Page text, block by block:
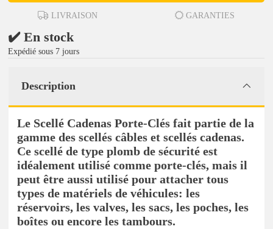
LIVRAISON GARANTIES
✔️ En stock
Expédié sous 7 jours
Description
Le Scellé Cadenas Porte-Clés fait partie de la
gamme des scellés câbles et scellés cadenas.
Ce scellé de type plomb de sécurité est
idéalement utilisé comme porte-clés, mais il
peut être aussi utilisé pour attacher tous
types de matériels de véhicules: les
réservoirs, les valves, les sacs, les poches, les
boîtes ou encore les tambours.